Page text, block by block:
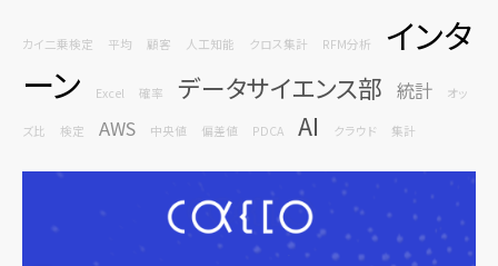
カイ二乗検定 平均 顧客 人工知能 クロス集計 RFM分析
インタ
ーン
Excel 確率 データサイエンス部 統計 オッ
ズ比 検定 AWS 中央値 偏差値 PDCA AI クラウド 集計